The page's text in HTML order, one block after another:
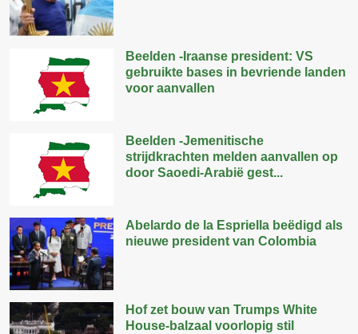
Beelden -Iraanse president: VS
gebruikte bases in bevriende landen
voor aanvallen
Beelden -Jemenitische
strijdkrachten melden aanvallen op
door Saoedi-Arabië gest...
Abelardo de la Espriella beëdigd als
nieuwe president van Colombia
Hof zet bouw van Trumps White
House-balzaal voorlopig stil